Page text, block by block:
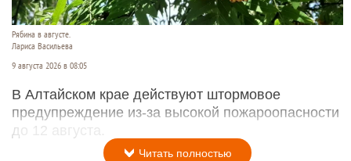
Рябина в августе.
Лариса Васильева
9 августа 2026 в 08:05
В Алтайском крае действуют штормовое
предупреждение из-за высокой пожароопасности
до 12 августа.
Читать полностью